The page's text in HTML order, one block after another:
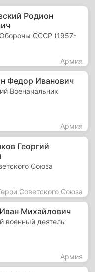
Родион
СССР (1957-
Армия
Федор Иванович
Военачальник
Армия
Георгий
Союза
Советского Союза
Михайлович
военный деятель
Армия